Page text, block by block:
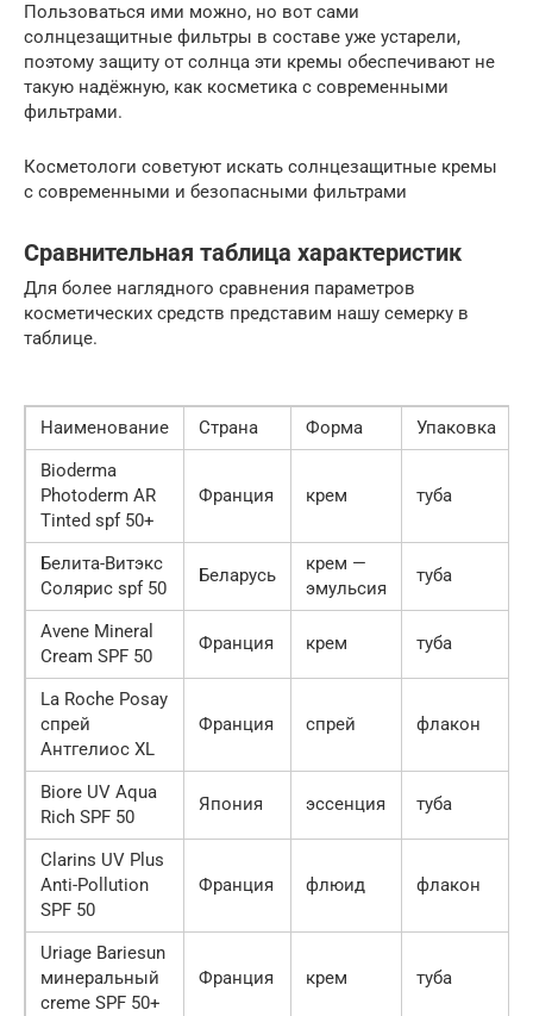
Пользоваться ими можно, но вот сами
солнцезащитные фильтры в составе уже устарели,
поэтому защиту от солнца эти кремы обеспечивают не
такую надёжную, как косметика с современными
фильтрами.
Косметологи советуют искать солнцезащитные кремы
с современными и безопасными фильтрами
Сравнительная таблица характеристик
Для более наглядного сравнения параметров
косметических средств представим нашу семерку в
таблице.
Наименование Страна Форма Упаковка
Bioderma
Photoderm AR
Tinted spf 50+
Франция крем туба
Белита-Витэкс
Солярис spf 50
Беларусь
крем —
эмульсия
туба
Avene Mineral
Cream SPF 50
Франция крем туба
La Roche Posay
спрей
Антгелиос XL
Франция спрей флакон
Biore UV Aqua
Rich SPF 50
Япония эссенция туба
Clarins UV Plus
Anti-Pollution
SPF 50
Франция флюид флакон
Uriage Bariesun
минеральный
creme SPF 50+
Франция крем туба